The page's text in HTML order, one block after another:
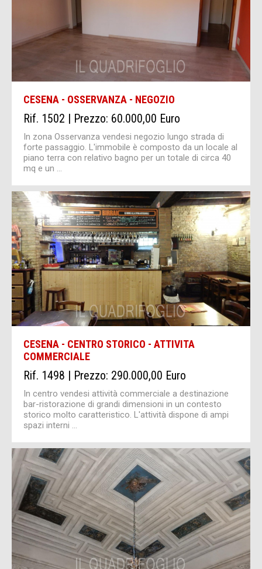
CESENA - OSSERVANZA - NEGOZIO
Rif. 1502 | Prezzo: 60.000,00 Euro
In zona Osservanza vendesi negozio lungo strada di
forte passaggio. L'immobile è composto da un locale al
piano terra con relativo bagno per un totale di circa 40
mq e un ...
CESENA - CENTRO STORICO - ATTIVITA
COMMERCIALE
Rif. 1498 | Prezzo: 290.000,00 Euro
In centro vendesi attività commerciale a destinazione
bar-ristorazione di grandi dimensioni in un contesto
storico molto caratteristico. L'attività dispone di ampi
spazi interni ...